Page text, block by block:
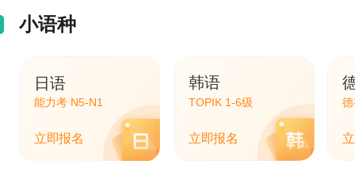
小语种
日语
能力考 N5-N1
立即报名
韩语
TOPIK 1-6级
立即报名